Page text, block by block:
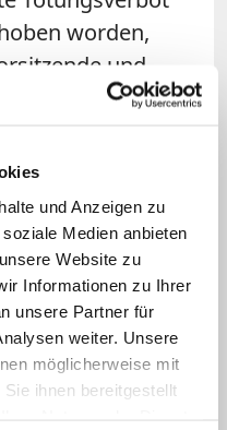
und Anzeigen zu
Medien anbieten
Website zu
Informationen zu Ihrer
unsere Partner für
weiter. Unsere
möglicherweise mit
ihnen bereitgestellt
worden,
und
Lackner am
Sorge. "Die
Identität
auch etwas mit
sagte er.
klanglos davon
uns nicht